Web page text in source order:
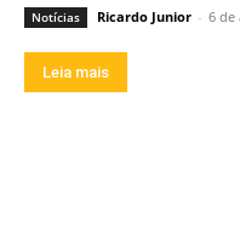
Notícias Ricardo Junior - 6 de
Leia mais